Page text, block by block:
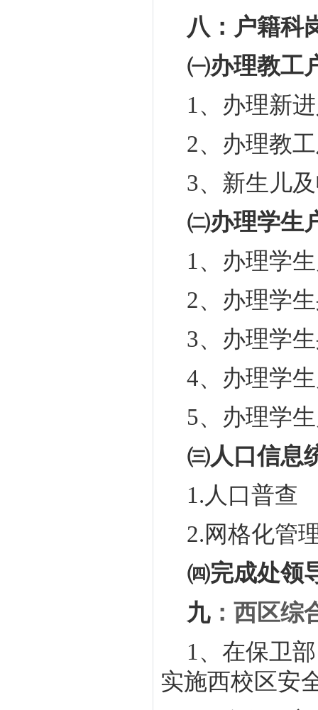
八：户籍科
㈠办理教工
1 、办理新
2、办理教
3、新生儿
㈡办理学生
1 、办理学
2、办理学
3、办理学
4、办理学
5、办理学
㈢人口信息
1. 人口普查
2.网格化管
㈣完成处领
九： 西区综
1 、在保卫
实施西校区安